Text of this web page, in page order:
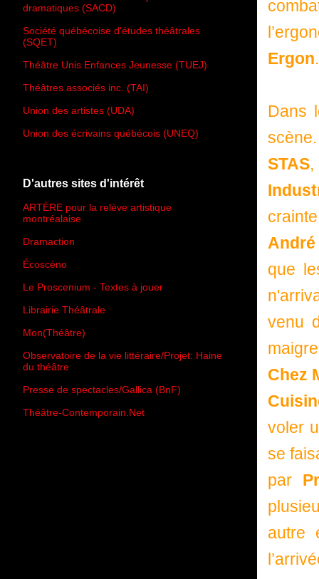
Ergon.
Dans
STAS
que
venu
Chez
voler
se
par
autre
dramatiques (SACD)
Société québécoise d'études théâtrales
(SQET)
Théâtre Unis Enfances Jeunesse (TUEJ)
Théâtres associés inc. (TAI)
Union des artistes (UDA)
Union des écrivains québécois (UNEQ)
D'autres sites d'intérêt
ARTÈRE pour la relève artistique
montréalaise
Dramaction
Écoscéno
Le Proscenium - Textes à jouer
Librairie Théâtrale
Mon(Théâtre)
Observatoire de la vie littéraire/Projet: Haine
du théâtre
Presse de spectacles/Gallica (BnF)
Théâtre-Contemporain.Net